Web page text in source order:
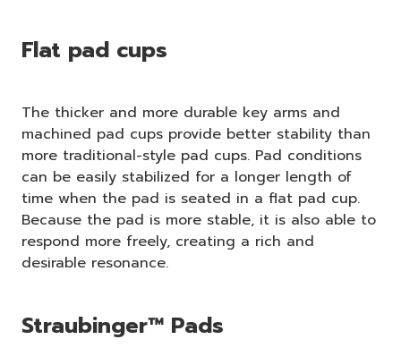
Flat pad cups
The thicker and more durable key arms and
machined pad cups provide better stability than
more traditional-style pad cups. Pad conditions
can be easily stabilized for a longer length of
time when the pad is seated in a flat pad cup.
Because the pad is more stable, it is also able to
respond more freely, creating a rich and
desirable resonance.
Straubinger™ Pads